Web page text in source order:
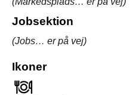
Jobsektion
(Jobs… er på vej)
Ikoner